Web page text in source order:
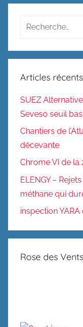
Recherche
:
Articles récents
SUEZ
Seveso seuil
Chantiers de
décevante
Chrome VI de la
ELENGY –
méthane qui
inspection
Rose des